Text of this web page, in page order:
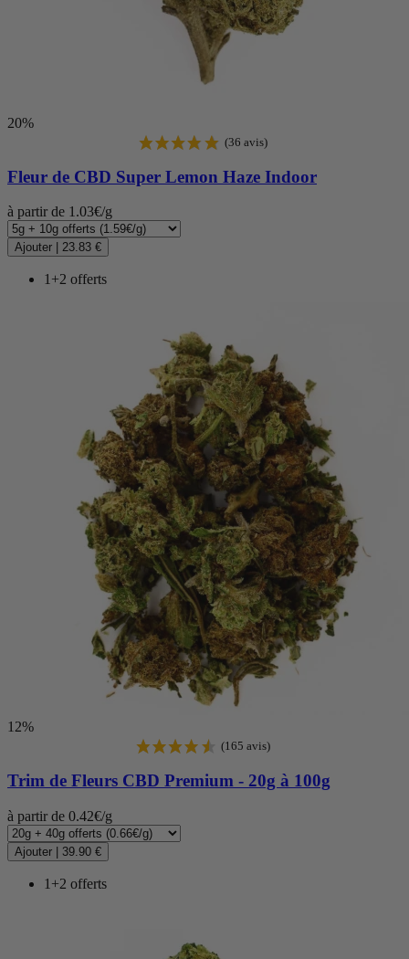
20%
Fleur de CBD Super Lemon Haze Indoor
à partir de 1.03€/g
Ajouter 23.83 €
1+2 offerts
12%
Trim de Fleurs CBD Premium - 20g à 100g
à partir de 0.42€/g
Ajouter | 39.90 €
1+2 offerts